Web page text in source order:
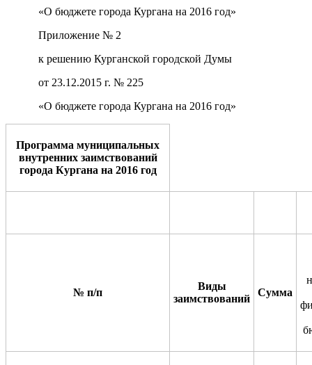
«О бюджете города Кургана на 2016 год»
Приложение № 2
к решению Курганской городской Думы
от 23.12.2015 г. № 225
«О бюджете города Кургана на 2016 год»
Программа муниципальных
внутренних заимствований
города Кургана на 2016 год
№ п/п
Виды
заимствований
Сумма